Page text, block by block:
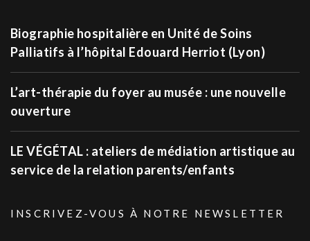
Biographie hospitalière en Unité de Soins
Palliatifs à l’hôpital Edouard Herriot (Lyon)
L’art-thérapie du foyer au musée : une nouvelle
ouverture
LE VÉGÉTAL : ateliers de médiation artistique au
service de la relation parents/enfants
INSCRIVEZ-VOUS À NOTRE NEWSLETTER